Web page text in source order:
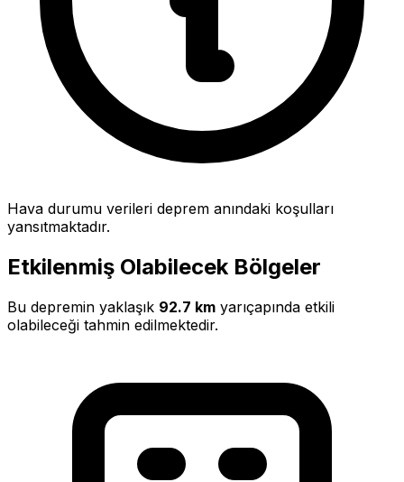
Hava durumu verileri deprem anındaki koşulları
yansıtmaktadır.
Etkilenmiş Olabilecek Bölgeler
Bu depremin yaklaşık 92.7 km yarıçapında etkili
olabileceği tahmin edilmektedir.